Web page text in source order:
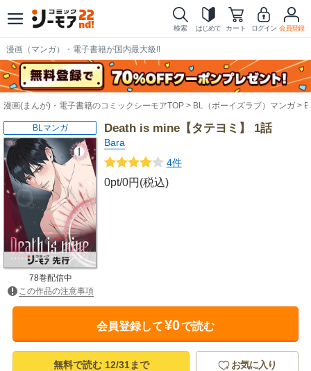
検索 はじめて カート ログイン 会員登録
漫画（マンガ）・電子書籍が国内最大級!!
漫画(まんが)・電子書籍のコミックシーモアTOP BL（ボーイズラブ）マンガ
Death is mine【タテヨミ】 1話
Bara
4件
0pt/0円(税込)
BLマンガ
78巻配信中
この作品の注意事項
会員登録して¥0で読む
無料で読む 12/31まで お気に入り